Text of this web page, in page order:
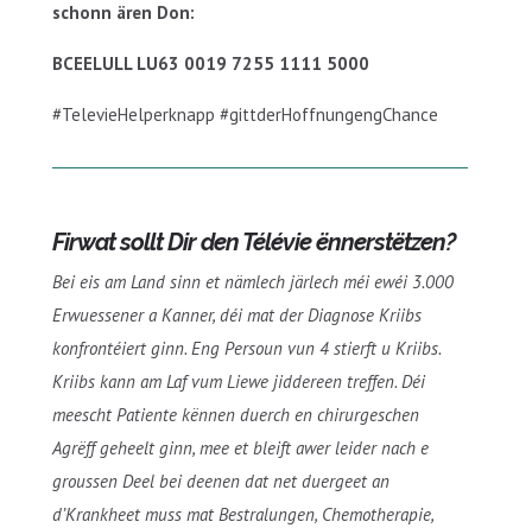
schonn ären Don:
BCEELULL LU63 0019 7255 1111 5000
#TelevieHelperknapp #gittderHoffnungengChance
Firwat sollt Dir den Télévie ënnerstëtzen?
Bei eis am Land sinn et nämlech järlech méi ewéi 3.000
Erwuessener a Kanner, déi mat der Diagnose Kriibs
konfrontéiert ginn. Eng Persoun vun 4 stierft u Kriibs.
Kriibs kann am Laf vum Liewe jiddereen treffen. Déi
meescht Patiente kënnen duerch en chirurgeschen
Agrëff geheelt ginn, mee et bleift awer leider nach e
groussen Deel bei deenen dat net duergeet an
d’Krankheet muss mat Bestralungen, Chemotherapie,